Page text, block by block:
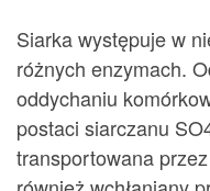
Siarka występuje w
różnych enzymach.
oddychaniu
postaci siarczanu
transportowana